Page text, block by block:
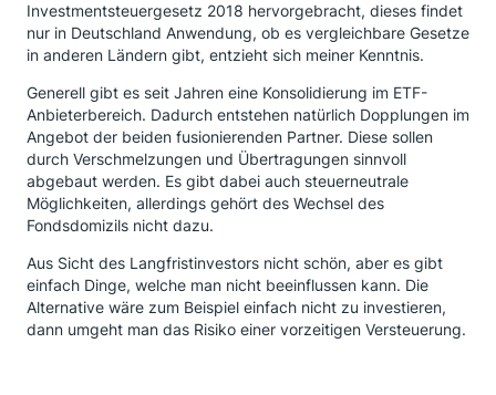
Investmentsteuergesetz 2018 hervorgebracht, dieses findet
nur in Deutschland Anwendung, ob es vergleichbare Gesetze
in anderen Ländern gibt, entzieht sich meiner Kenntnis.
Generell gibt es seit Jahren eine Konsolidierung im ETF-
Anbieterbereich. Dadurch entstehen natürlich Dopplungen im
Angebot der beiden fusionierenden Partner. Diese sollen
durch Verschmelzungen und Übertragungen sinnvoll
abgebaut werden. Es gibt dabei auch steuerneutrale
Möglichkeiten, allerdings gehört des Wechsel des
Fondsdomizils nicht dazu.
Aus Sicht des Langfristinvestors nicht schön, aber es gibt
einfach Dinge, welche man nicht beeinflussen kann. Die
Alternative wäre zum Beispiel einfach nicht zu investieren,
dann umgeht man das Risiko einer vorzeitigen Versteuerung.